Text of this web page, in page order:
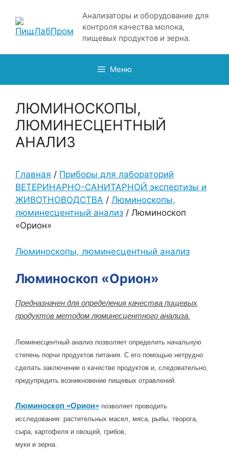
содержимому
Анализаторы и оборудование для
контроля качества молока,
пищевых продуктов и зерна.
Меню
ЛЮМИНОСКОПЫ,
ЛЮМИНЕСЦЕНТНЫЙ
АНАЛИЗ
Главная / Приборы для лабораторий
ВЕТЕРИНАРНО-САНИТАРНОЙ экспертизы и
ЖИВОТНОВОДСТВА / Люминоскопы,
люминесцентный анализ / Люминоскоп
«Орион»
Люминоскопы, люминесцентный анализ
Люминоскоп «Орион»
Предназначен для определения качества пищевых
продуктов методом люминесцентного анализа.
Люминесцентный анализ позволяет определить начальную
степень порчи продуктов питания. С его помощью нетрудно
сделать заключение о качестве продуктов и, следовательно,
предупредить возникновение пищевых отравлений.
Люминоскоп «Орион» позволяет проводить
исследования: растительных масел, мяса, рыбы, творога,
сыра, картофеля и овощей, грибов,
муки и зерна.